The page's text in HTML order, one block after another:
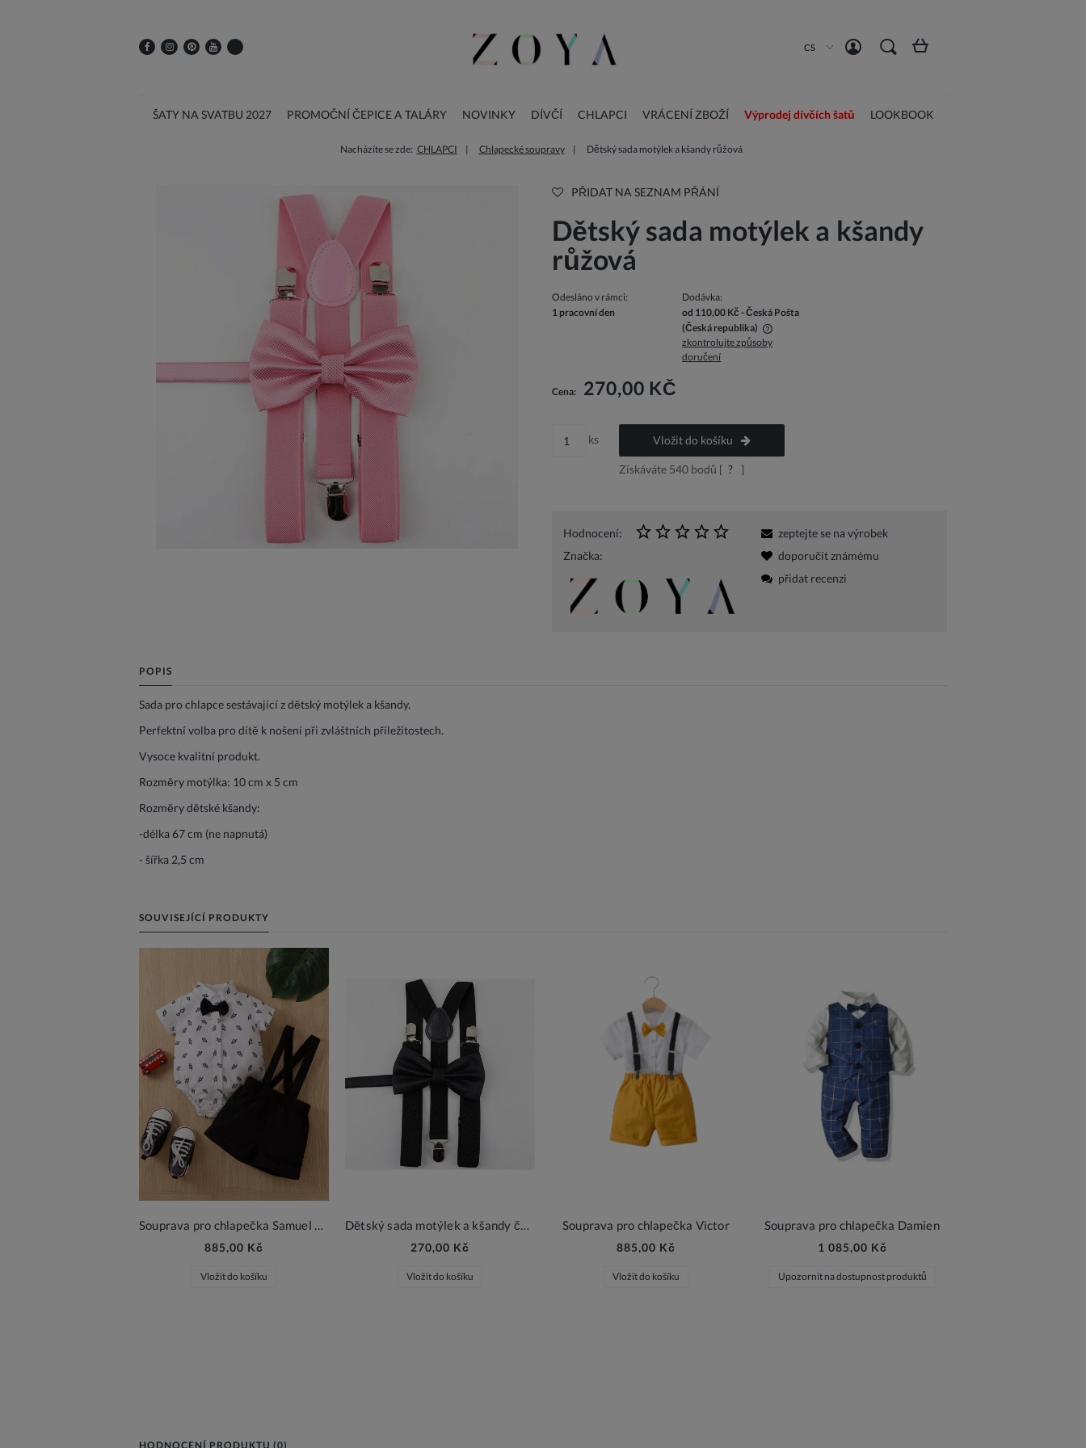
CS
ŠATY NA SVATBU 2027 PROMOČNÍ ČEPICE A TALÁRY NOVINKY DÍVČÍ CHLAPCI VRÁCENÍ ZBOŽÍ Výprodej dívčích šatů LOOKBOOK
Nacházíte se zde: CHLAPCI Chlapecké soupravy Dětský sada motýlek a kšandy růžová
PŘIDAT NA SEZNAM PŘÁNÍ
Dětský sada motýlek a kšandy
růžová
Odesláno v rámci:
1 pracovní den
Dodávka:
od 110,00 Kč - Česká Pošta
(Česká republika)
Cena nezahrnuje případné náklady na platbu
zkontrolujte způsoby
doručení
Cena: 270,00 KČ
ks Vložit do košíku
Získáváte 540bodů [ ? ]
Hodnocení:
Značka:
zeptejte se na výrobek
doporučit známému
přidat recenzi
POPIS
Sada pro chlapce sestávající z dětský motýlek a kšandy.
Perfektní volba pro dítě k nošení při zvláštních příležitostech.
Vysoce kvalitní produkt.
Rozměry motýlka: 10 cm x 5 cm
Rozměry dětské kšandy:
-délka 67 cm (ne napnutá)
- šířka 2,5 cm
SOUVISEJÍCÍ PRODUKTY
Souprava pro chlapečka Samuel černá
885,00 Kč
Vložit do košíku
Dětský sada motýlek a kšandy černá
270,00 Kč
Vložit do košíku
Souprava pro chlapečka Victor
885,00 Kč
Vložit do košíku
Souprava pro chlapečka Damien
1 085,00 Kč
Upozornit na dostupnost produktů
HODNOCENÍ PRODUKTU (0)